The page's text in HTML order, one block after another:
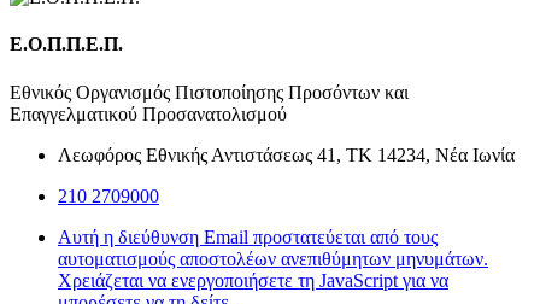
Ε.Ο.Π.Π.Ε.Π.
Εθνικός Οργανισμός Πιστοποίησης Προσόντων και
Επαγγελματικού Προσανατολισμού
Λεωφόρος Εθνικής Αντιστάσεως 41, ΤΚ 14234, Νέα Ιωνία
210 2709000
Αυτή η διεύθυνση Email προστατεύεται από τους
αυτοματισμούς αποστολέων ανεπιθύμητων μηνυμάτων.
Χρειάζεται να ενεργοποιήσετε τη JavaScript για να